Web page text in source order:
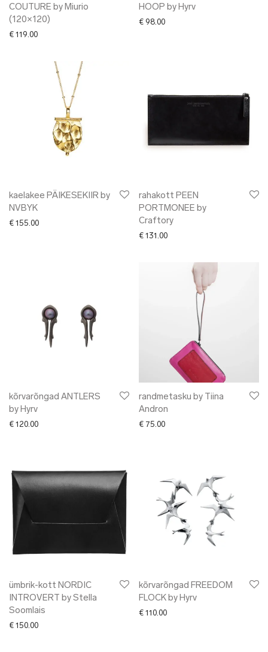
COUTURE by Miurio
(120×120)
€ 119.00
HOOP by Hyrv
€ 98.00
kaelakee PÄIKESEKIIR by
NVBYK
€ 155.00
rahakott PEEN
PORTMONEE by
Craftory
€ 131.00
kõrvarõngad ANTLERS
by Hyrv
€ 120.00
randmetasku by Tiina
Andron
€ 75.00
ümbrik-kott NORDIC
INTROVERT by Stella
Soomlais
€ 150.00
kõrvarõngad FREEDOM
FLOCK by Hyrv
€ 110.00